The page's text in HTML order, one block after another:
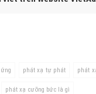
phát xạ tự phát phát
phát xạ cưỡng bức là gì